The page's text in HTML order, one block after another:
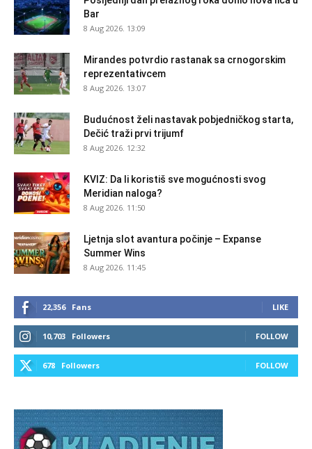
Bar
8 Aug 2026. 13:09
Mirandes potvrdio rastanak sa crnogorskim
reprezentativcem
8 Aug 2026. 13:07
Budućnost želi nastavak pobjedničkog starta,
Dečić traži prvi trijumf
8 Aug 2026. 12:32
KVIZ: Da li koristiš sve mogućnosti svog
Meridian naloga?
8 Aug 2026. 11:50
Ljetnja slot avantura počinje – Expanse
Summer Wins
8 Aug 2026. 11:45
22,356 Fans LIKE
10,703 Followers FOLLOW
678 Followers FOLLOW